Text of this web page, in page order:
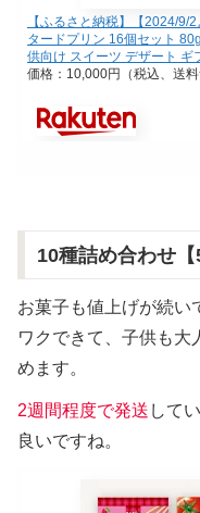
【ふるさと納税】【2024/9/
タードプリン 16個セット
供向け スイーツ デザート ギ
価格：10,000円（税込、送
10種詰め合わせ
お菓子も値上げが続い
ワクできて、子供も大
めます。
2週間程度で発送 して
良いですね。